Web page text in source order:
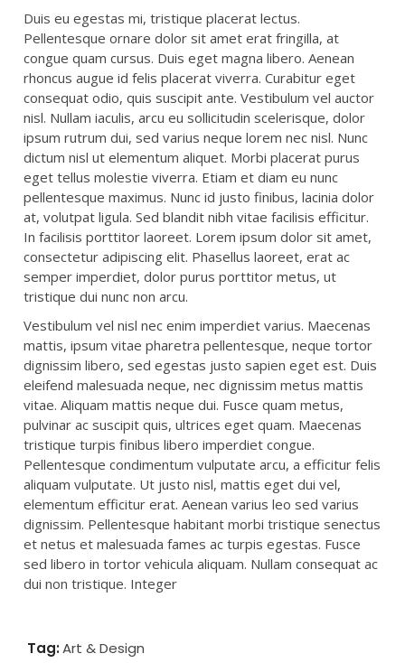
Duis eu egestas mi, tristique placerat lectus.
Pellentesque ornare dolor sit amet erat fringilla, at
congue quam cursus. Duis eget magna libero. Aenean
rhoncus augue id felis placerat viverra. Curabitur eget
consequat odio, quis suscipit ante. Vestibulum vel auctor
nisl. Nullam iaculis, arcu eu sollicitudin scelerisque, dolor
ipsum rutrum dui, sed varius neque lorem nec nisl. Nunc
dictum nisl ut elementum aliquet. Morbi placerat purus
eget tellus molestie viverra. Etiam et diam eu nunc
pellentesque maximus. Nunc id justo finibus, lacinia dolor
at, volutpat ligula. Sed blandit nibh vitae facilisis efficitur.
In facilisis porttitor laoreet. Lorem ipsum dolor sit amet,
consectetur adipiscing elit. Phasellus laoreet, erat ac
semper imperdiet, dolor purus porttitor metus, ut
tristique dui nunc non arcu.
Vestibulum vel nisl nec enim imperdiet varius. Maecenas
mattis, ipsum vitae pharetra pellentesque, neque tortor
dignissim libero, sed egestas justo sapien eget est. Duis
eleifend malesuada neque, nec dignissim metus mattis
vitae. Aliquam mattis neque dui. Fusce quam metus,
pulvinar ac suscipit quis, ultrices eget quam. Maecenas
tristique turpis finibus libero imperdiet congue.
Pellentesque condimentum vulputate arcu, a efficitur felis
aliquam vulputate. Ut justo nisl, mattis eget dui vel,
elementum efficitur erat. Aenean varius leo sed varius
dignissim. Pellentesque habitant morbi tristique senectus
et netus et malesuada fames ac turpis egestas. Fusce
sed libero in tortor vehicula aliquam. Nullam consequat ac
dui non tristique. Integer
Tag:
All, Art & Design